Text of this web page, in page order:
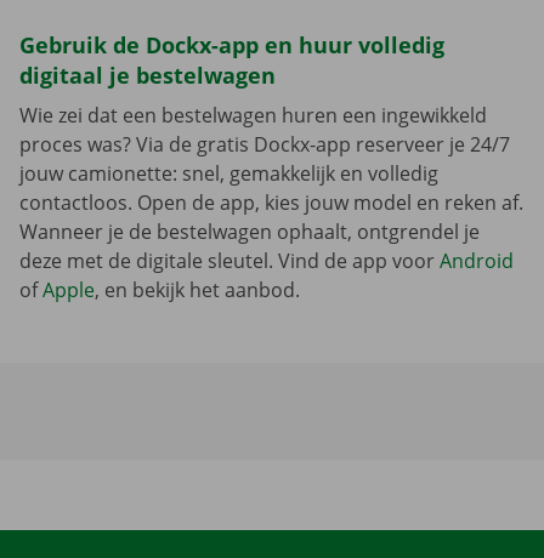
Gebruik de Dockx-app en huur volledig
digitaal je bestelwagen
Wie zei dat een bestelwagen huren een ingewikkeld
proces was? Via de gratis Dockx-app reserveer je 24/7
jouw camionette: snel, gemakkelijk en volledig
contactloos. Open de app, kies jouw model en reken af.
Wanneer je de bestelwagen ophaalt, ontgrendel je
deze met de digitale sleutel. Vind de app voorAndroid
ofApple, en bekijk het aanbod.